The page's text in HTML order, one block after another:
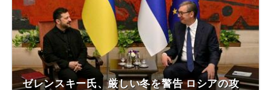
ゼレンスキー氏、厳しい冬を警告 ロシアの攻